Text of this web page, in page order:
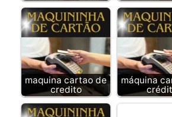
maquina cartao de
credito
máquina